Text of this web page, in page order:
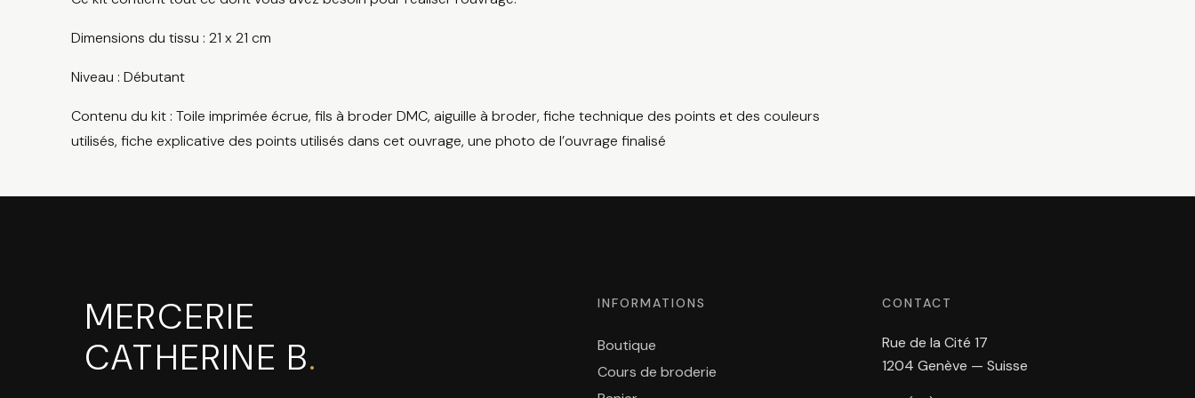
Dimensions du tissu : 21 x 21 cm
Niveau : Débutant
Contenu du kit : Toile imprimée écrue, fils à broder DMC, aiguille à broder, fiche technique des points et des couleurs
utilisés, fiche explicative des points utilisés dans cet ouvrage, une photo de l’ouvrage finalisé
MERCERIE
CATHERINE B.
INFORMATIONS
Boutique
Cours de broderie
CONTACT
Rue de la Cité 17
1204 Genève — Suisse